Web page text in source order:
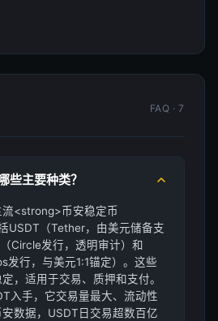
FAQ · 7
些主要种类？
<strong>币安稳定币
USDT（Tether，由美元储备支
Circle发行，透明审计）和
发行，与美元1:1锚定）。这些
，适用于交易、质押和支付。
入手，它交易量最大、流动性
数据，USDT日交易超数百亿